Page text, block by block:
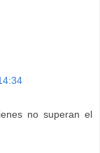
no superan el